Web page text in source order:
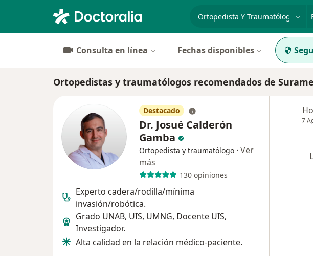
especialidad, enfermedad o
Consulta en línea Fechas disponibles
Ortopedistas y traumatólogos recomendados de
Destacado
Dr. Josué Calderón
Gamba
Ortopedista y traumatólogo · Ver
más
130 opiniones
Experto cadera/rodilla/mínima
invasión/robótica.
Grado UNAB, UIS, UMNG, Docente UIS,
Investigador.
Alta calidad en la relación médico-paciente.
7